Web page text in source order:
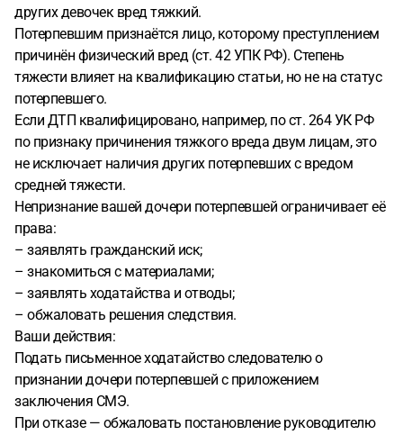
других девочек вред тяжкий.
Потерпевшим признаётся лицо, которому преступлением
причинён физический вред (ст. 42 УПК РФ). Степень
тяжести влияет на квалификацию статьи, но не на статус
потерпевшего.
Если ДТП квалифицировано, например, по ст. 264 УК РФ
по признаку причинения тяжкого вреда двум лицам, это
не исключает наличия других потерпевших с вредом
средней тяжести.
Непризнание вашей дочери потерпевшей ограничивает её
права:
– заявлять гражданский иск;
– знакомиться с материалами;
– заявлять ходатайства и отводы;
– обжаловать решения следствия.
Ваши действия:
Подать письменное ходатайство следователю о
признании дочери потерпевшей с приложением
заключения СМЭ.
При отказе — обжаловать постановление руководителю